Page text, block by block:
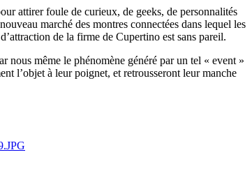
attirer foule de curieux, de geeks, de personnalités
marché des montres connectées dans lequel les
de la firme de Cupertino est sans pareil.
nous même le phénomène généré par un tel « event »
l’objet à leur poignet, et retrousseront leur manche